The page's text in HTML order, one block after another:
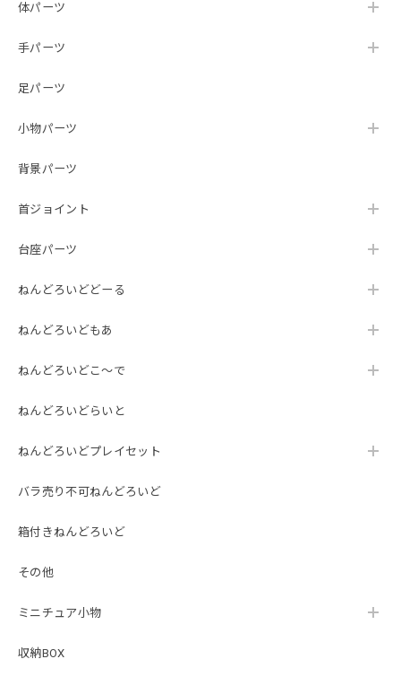
体パーツ
手パーツ
足パーツ
小物パーツ
背景パーツ
首ジョイント
台座パーツ
ねんどろいどどーる
ねんどろいどもあ
ねんどろいどこ～で
ねんどろいどらいと
ねんどろいどプレイセット
バラ売り不可ねんどろいど
箱付きねんどろいど
その他
ミニチュア小物
収納BOX